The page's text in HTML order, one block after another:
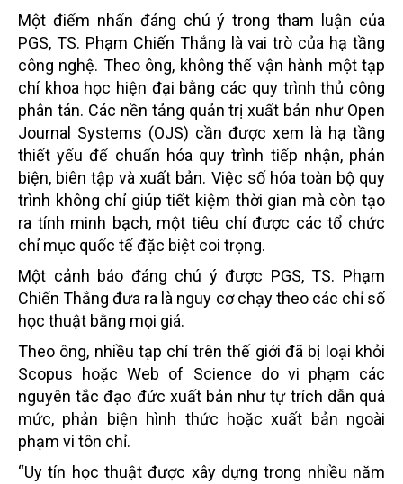
Một điểm nhấn đáng chú ý trong tham luận của
PGS, TS. Phạm Chiến Thắng là vai trò của hạ tầng
công nghệ. Theo ông, không thể vận hành một tạp
chí khoa học hiện đại bằng các quy trình thủ công
phân tán. Các nền tảng quản trị xuất bản như Open
Journal Systems (OJS) cần được xem là hạ tầng
thiết yếu để chuẩn hóa quy trình tiếp nhận, phản
biện, biên tập và xuất bản. Việc số hóa toàn bộ quy
trình không chỉ giúp tiết kiệm thời gian mà còn tạo
ra tính minh bạch, một tiêu chí được các tổ chức
chỉ mục quốc tế đặc biệt coi trọng.
Một cảnh báo đáng chú ý được PGS, TS. Phạm
Chiến Thắng đưa ra là nguy cơ chạy theo các chỉ số
học thuật bằng mọi giá.
Theo ông, nhiều tạp chí trên thế giới đã bị loại khỏi
Scopus hoặc Web of Science do vi phạm các
nguyên tắc đạo đức xuất bản như tự trích dẫn quá
mức, phản biện hình thức hoặc xuất bản ngoài
phạm vi tôn chỉ.
“Uy tín học thuật được xây dựng trong nhiều năm